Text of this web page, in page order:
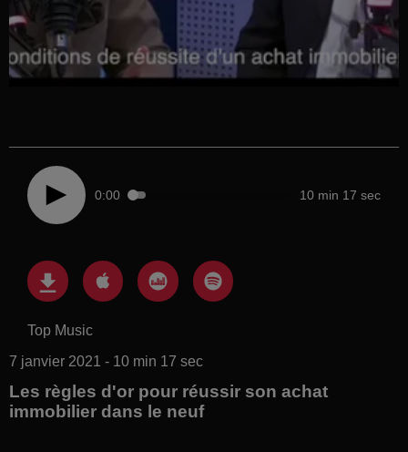
0:00 10 min 17 sec
Top Music
7 janvier 2021 - 10 min 17 sec
Les règles d'or pour réussir son achat
immobilier dans le neuf